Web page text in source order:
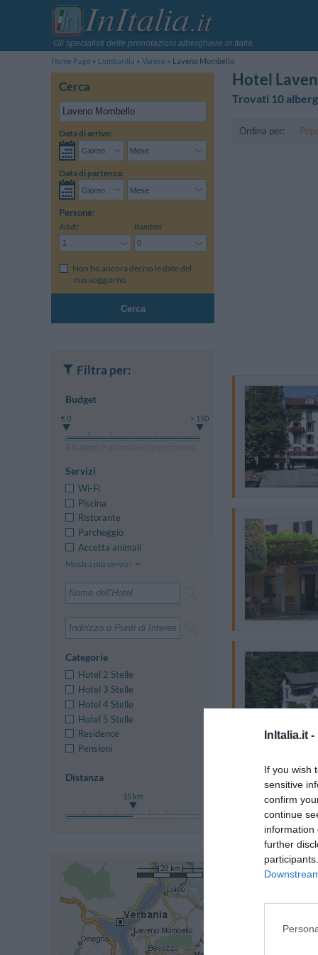
InItalia.it -
If you wish
sensitive
confirm
continue
information
further
Gli specialisti delle prenotazioni alberghiere in Italia
Home Page
Lombardia Varese Laveno Mombello
Cerca
Data di arrivo:
Data di partenza:
Persone:
Adulti: Bambini:
Non ho ancora deciso le date del
mio soggiorno
Cerca
Hotel
Trovati 10
Ordina per:
Filtra per:
Budget
€ 0 > 150
Il budget è giornaliero per camera
Servizi
Wi-Fi
Piscina
Ristorante
Parcheggio
Accetta animali
Mostra più servizi
Categorie
Hotel 2 Stelle
Hotel 3 Stelle
Hotel 4 Stelle
Hotel 5 Stelle
Residence
Pensioni
Distanza
15 km